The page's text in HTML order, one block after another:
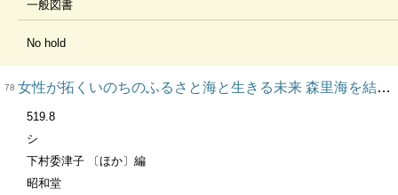
一般図書
No hold
78 女性が拓くいのちのふるさと海と生きる未来 森里海を結ぶ（２）
519.8
シ
下村委津子 〔ほか〕編
昭和堂